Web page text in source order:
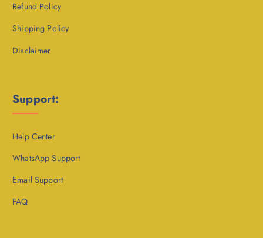
Refund Policy
Shipping Policy
Disclaimer
Support:
Help Center
WhatsApp Support
Email Support
FAQ